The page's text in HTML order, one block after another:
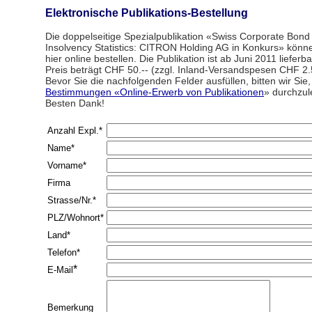
Elektronische Publikations-Bestellung
Die doppelseitige Spezialpublikation «Swiss Corporate Bond
Insolvency Statistics: CITRON Holding AG in Konkurs»
hier online bestellen. Die Publikation ist ab Juni 2011
Preis beträgt CHF 50.-- (zzgl. Inland-Versandspesen CHF
Bevor Sie die nachfolgenden Felder ausfüllen, bitten wir
Bestimmungen «Online-Erwerb von Publikationen»
Besten Dank!
Anzahl Expl.*
Name*
Vorname*
Firma
Strasse/Nr.*
PLZ/Wohnort*
Land*
Telefon*
E-Mail *
Bemerkung